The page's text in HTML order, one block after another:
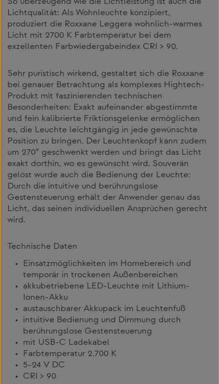
So überzeugend wie die Lichtleistung ist auch die
Lichtqualität: Als Wohnleuchte konzipiert,
produziert die Roxxane Leggera wohnlich-warmes
Licht mit 2700 K Farbtemperatur bei dem
exzellenten Farbwiedergabeindex CRI > 90.
Sehr puristisch wirkend, gestaltet sich die Roxxane
bei genauer Betrachtung als komplexes Hightech-
Produkt mit faszinierenden technischen
Besonderheiten: Exakt aufeinander abgestimmte
und fein kalibrierte Friktionsgelenke ermöglichen
es, die Leuchte leichtgängig in jede gewünschte
Position zu bringen. Der Leuchtenkopf kann zudem
um 270° geschwenkt werden und bringt das Licht
exakt dorthin, wo es gewünscht wird. Souverän
gelöst wurde auch die Bedienung der Leuchte:
Durch die intuitive und berührungslose
Gestensteuerung erhält der Anwender genau das
Licht, das seinen individuellen Ansprüchen gerecht
wird.
Technische Daten
Einsatzmöglichkeiten im Homebereich und
temporär in trockenen Außenbereichen
akkubetriebene LED-Leuchte mit Lithium-
Ionen-Akku
austauschbarer Akkupack im Leuchtenfuß
intuitive Bedienung und Dimmung durch
berührungslose Gestensteuerung
mit USB-C Ladekabel
Farbtemperatur 2.700 K
5-24 V DC
CRI > 90